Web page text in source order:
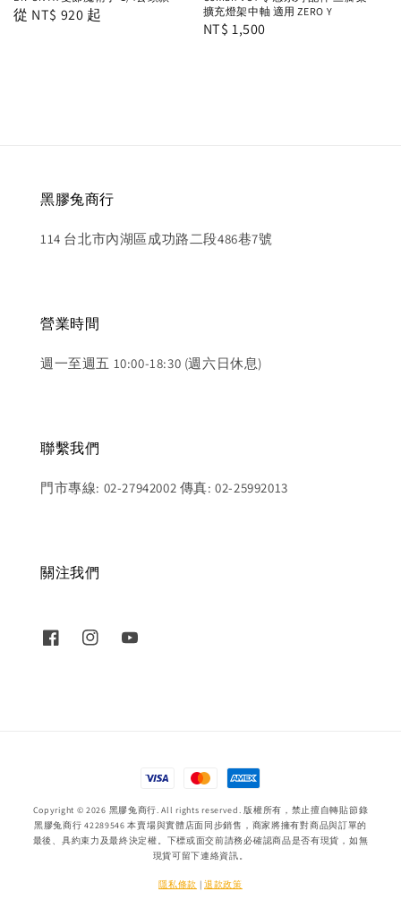
Regular
從 NT$ 920 起
擴充燈架中軸 適用 ZERO Y
Regular
NT$ 1,500
黑膠兔商行
114 台北市內湖區成功路二段486巷7號
營業時間
週一至週五 10:00-18:30 (週六日休息)
聯繫我們
門市專線: 02-27942002 傳真: 02-25992013
關注我們
Copyright © 2026 黑膠兔商行. All rights reserved. 版權所有，禁止擅自轉貼節錄
黑膠兔商行 42289546 本賣場與實體店面同步銷售，商家將擁有對商品與訂單的
最後、具約束力及最終決定權。下標或面交前請務必確認商品是否有現貨，如無
現貨可留下連絡資訊。
隱私條款 |退款政策